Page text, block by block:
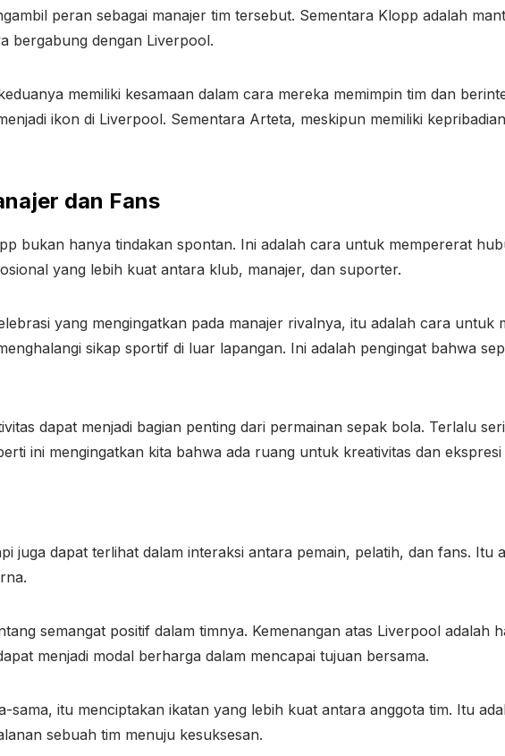
peran sebagai manajer tim tersebut. Sementara Klopp adalah
bergabung dengan Liverpool.
memiliki kesamaan dalam cara mereka memimpin tim dan
ikon di Liverpool. Sementara Arteta, meskipun memiliki
dan Fans
bukan hanya tindakan spontan. Ini adalah cara untuk mempererat
yang lebih kuat antara klub, manajer, dan suporter.
yang mengingatkan pada manajer rivalnya, itu adalah cara untuk
sikap sportif di luar lapangan. Ini adalah pengingat bahwa
dapat menjadi bagian penting dari permainan sepak bola. Terlalu
ini mengingatkan kita bahwa ada ruang untuk kreativitas dan
juga dapat terlihat dalam interaksi antara pemain, pelatih, dan fans. Itu
semangat positif dalam timnya. Kemenangan atas Liverpool adalah
menjadi modal berharga dalam mencapai tujuan bersama.
sama, itu menciptakan ikatan yang lebih kuat antara anggota tim. Itu
sebuah tim menuju kesuksesan.